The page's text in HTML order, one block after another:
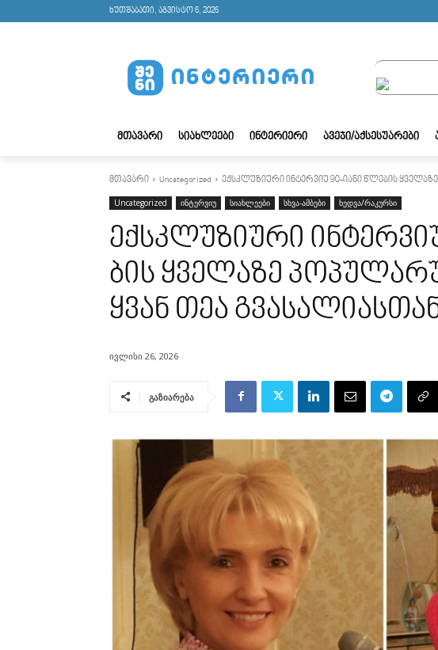
ხუთშაბათი, აგვისტო 6, 2026
ᲛᲗᲐᲕᲐᲠᲘ ᲡᲘᲐᲮᲚᲔᲔᲑᲘ ᲘᲜᲢᲔᲠᲘᲔᲠᲘ ᲐᲕᲔᲯᲘ/ᲐᲥᲡᲔᲡᲣᲐᲠᲔᲑᲘ
მთავარი Uncategorized ექსკლუზიური ინტერვიუ 90-იანი წლე­ბის
Uncategorized ინტერვიუ სიახლეები სხვა-ამბები ხედვა/რაკურსი
ექსკლუზიური
ბის ყვე­ლა­ზე
ყვა­ნ თეა
ივლისი 26, 2026
გაზიარება